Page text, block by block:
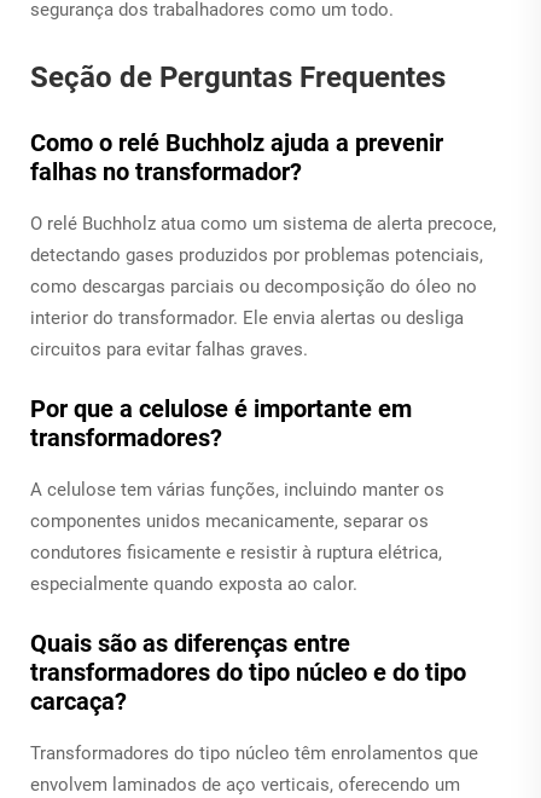
segurança dos trabalhadores como um todo.
Seção de Perguntas Frequentes
Como o relé Buchholz ajuda a prevenir
falhas no transformador?
O relé Buchholz atua como um sistema de alerta precoce,
detectando gases produzidos por problemas potenciais,
como descargas parciais ou decomposição do óleo no
interior do transformador. Ele envia alertas ou desliga
circuitos para evitar falhas graves.
Por que a celulose é importante em
transformadores?
A celulose tem várias funções, incluindo manter os
componentes unidos mecanicamente, separar os
condutores fisicamente e resistir à ruptura elétrica,
especialmente quando exposta ao calor.
Quais são as diferenças entre
transformadores do tipo núcleo e do tipo
carcaça?
Transformadores do tipo núcleo têm enrolamentos que
envolvem laminados de aço verticais, oferecendo um